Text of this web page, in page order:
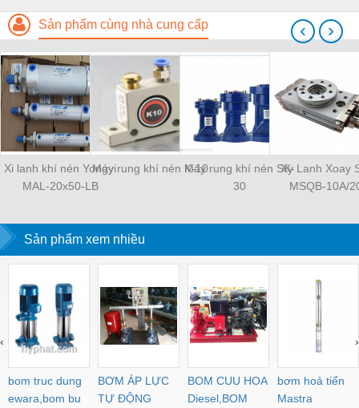
Sản phẩm cùng nhà cung cấp
Xi lanh khí nén Yongyi
MAL-20x50-LB
Máy rung khí nén K-10Máy rung khí nén SK-
30
Xy Lanh Xoay
MSQB-10A/
‹ ›
Sản phẩm xem nhiều
bom truc dung
ewara,bom bu
BƠM ÁP LỰC
TỰ ĐỘNG
BOM CUU HOA
Diesel,BOM
bơm hoả tiển
Mastra
‹ ›